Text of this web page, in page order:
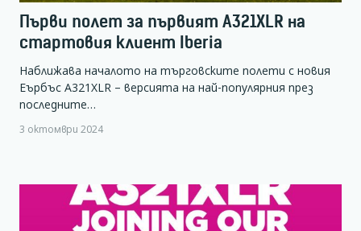
Първи полет за първият A321XLR на
стартовия клиент Iberia
Наближава началото на търговските полети с новия
Еърбъс А321XLR – версията на най-популярния през
последните…
3 октомври 2024